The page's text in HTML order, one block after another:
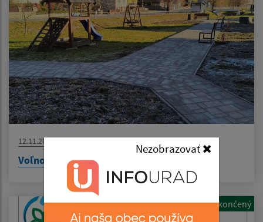
Nezobrazovať
12.11.2025
Voľnočasové ihrisko v našej obci
Ukončený